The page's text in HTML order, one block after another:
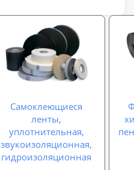
Самоклеющиеся
ленты,
уплотнительная,
звукоизоляционная,
гидроизоляционная